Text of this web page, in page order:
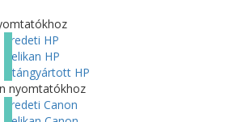
Eredeti HP
Pelikan HP
Utángyártott HP
nyomtatókhoz
Eredeti Canon